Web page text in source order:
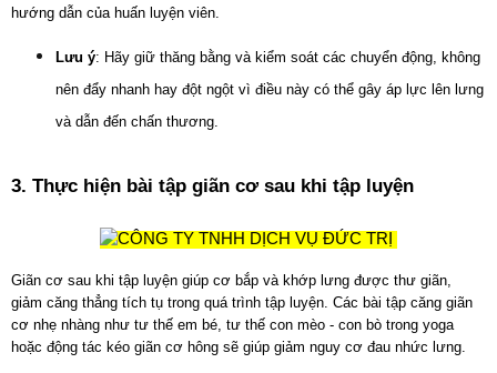
hướng dẫn của huấn luyện viên.
Lưu ý: Hãy giữ thăng bằng và kiểm soát các chuyển động, không
nên đẩy nhanh hay đột ngột vì điều này có thể gây áp lực lên lưng
và dẫn đến chấn thương.
3. Thực hiện bài tập giãn cơ sau khi tập luyện
Giãn cơ sau khi tập luyện giúp cơ bắp và khớp lưng được thư giãn,
giảm căng thẳng tích tụ trong quá trình tập luyện. Các bài tập căng giãn
cơ nhẹ nhàng như tư thế em bé, tư thế con mèo - con bò trong yoga
hoặc động tác kéo giãn cơ hông sẽ giúp giảm nguy cơ đau nhức lưng.